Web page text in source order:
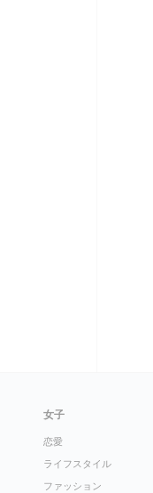
女子
恋愛
ライフスタイル
ファッション